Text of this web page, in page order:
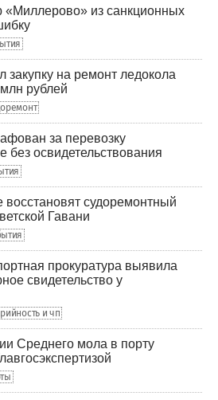
«Миллерово» из санкционных
закупку на ремонт ледокола
рублей
за перевозку
без освидетельствования
восстановят судоремонтный
Гавани
прокуратура выявила
свидетельство у
и чп
Среднего мола в порту